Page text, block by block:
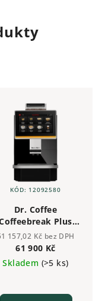
Dr. Coffee
Plus
černý
157,02 Kč bez DPH
61 900 Kč
Skladem (>5 ks)
KÓD: 12092580